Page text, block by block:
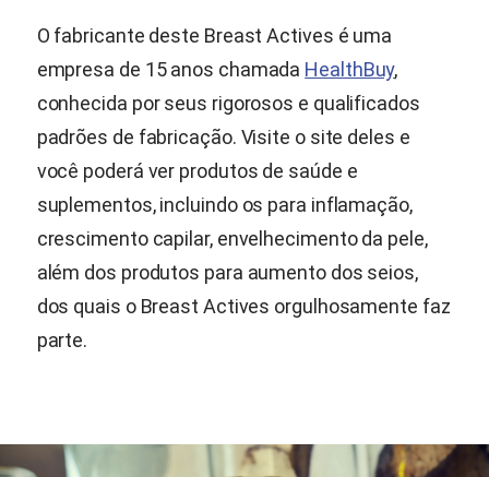
O fabricante deste Breast Actives é uma
empresa de 15 anos chamada HealthBuy,
conhecida por seus rigorosos e qualificados
padrões de fabricação. Visite o site deles e
você poderá ver produtos de saúde e
suplementos, incluindo os para inflamação,
crescimento capilar, envelhecimento da pele,
além dos produtos para aumento dos seios,
dos quais o Breast Actives orgulhosamente faz
parte.